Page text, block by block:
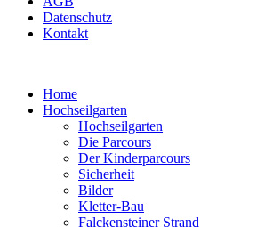
Datenschutz
Kontakt
Home
Hochseilgarten
Hochseilgarten
Die Parcours
Der Kinderparcours
Sicherheit
Bilder
Kletter-Bau
Falckensteiner Strand